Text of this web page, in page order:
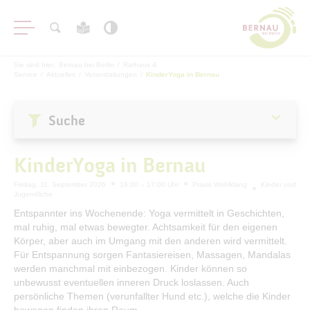
Aktuelles
Stadtnachrichten
#BERNAUER
Amtsblatt
Haushalt
Öffentliche Auslegungen
KinderYoga in Bernau
KinderYoga in Bernau
Entspannter ins Wochenende: Yoga vermittelt in Geschichten,
mal ruhig, mal etwas bewegter. Achtsamkeit für den eigenen
Körper, aber auch im Umgang mit den anderen wird vermittelt.
Für Entspannung sorgen Fantasiereisen, Massagen, Mandalas
werden manchmal mit einbezogen. Kinder können so
unbewusst eventuellen inneren Druck loslassen. Auch
persönliche Themen (verunfallter Hund etc.), welche die Kinder
Suche